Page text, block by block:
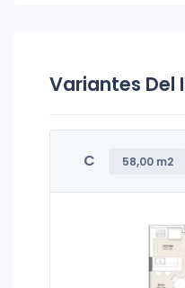
Variantes Del
C 58,00 m2